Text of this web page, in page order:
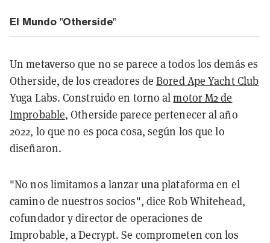
El Mundo "Otherside"
Un metaverso que no se parece a todos los demás es
Otherside, de los creadores deBored Ape Yacht Club
Yuga Labs. Construido en torno almotor M2 de
Improbable, Otherside parece pertenecer al año
2022, lo que no es poca cosa, según los que lo
diseñaron.
"No nos limitamos a lanzar una plataforma en el
camino de nuestros socios", dice Rob Whitehead,
cofundador y director de operaciones de
Improbable, a Decrypt. Se comprometen con los